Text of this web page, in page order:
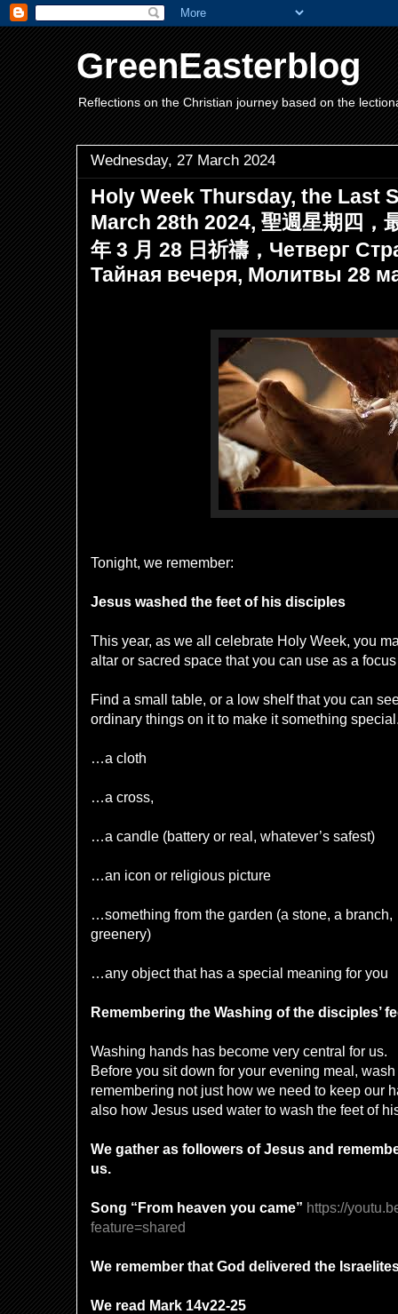
GreenEasterblog
Reflections on the Christian journey based on the
Wednesday, 27 March 2024
Holy Week Thursday, the Last
March 28th 2024, 聖週星期四，
年 3 月 28 日祈禱，Четверг
Тайная вечеря, Молитвы 28
Tonight, we remember:
Jesus washed the feet of his disciples
This year, as we all celebrate Holy Week, you
altar or sacred space that you can use as a
Find a small table, or a low shelf that you can
ordinary things on it to make it something
…a cloth
…a cross,
…a candle (battery or real, whatever’s safest)
…an icon or religious picture
…something from the garden (a stone, a
greenery)
…any object that has a special meaning for you
Remembering the Washing of the disciples’
Washing hands has become very central for us.
Before you sit down for your evening meal,
remembering not just how we need to keep our
also how Jesus used water to wash the feet of
We gather as followers of Jesus and
us.
Song “From heaven you came” https://
feature=shared
We remember that God delivered the
We read Mark 14v22-25